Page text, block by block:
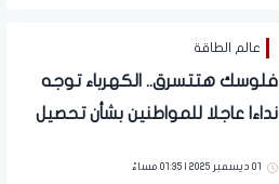
عالم الطاقة
فلوسك هتتسرق.. الكهرباء توجه
نداءا عاجلا للمواطنين بشأن تحصيل
01 ديسمبر 2025 | 01:35 مساءً